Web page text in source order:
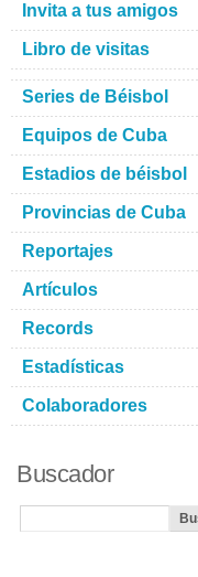
Invita a tus amigos
Libro de visitas
Series de Béisbol
Equipos de Cuba
Estadios de béisbol
Provincias de Cuba
Reportajes
Artículos
Records
Estadísticas
Colaboradores
Buscador